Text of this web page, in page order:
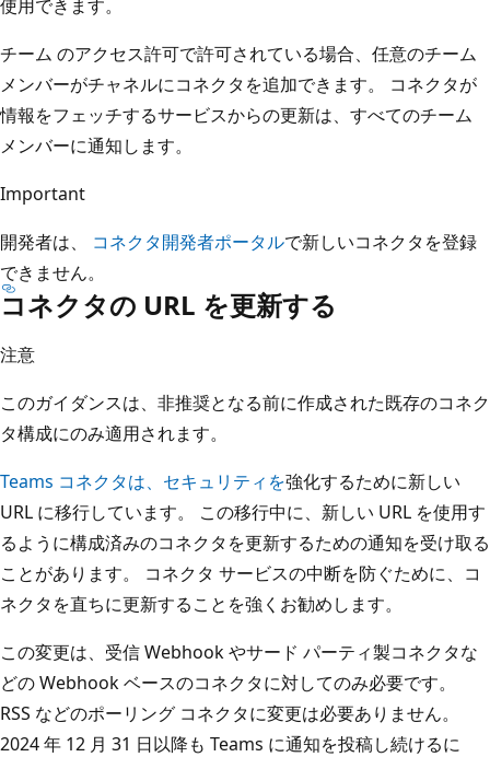
使用できます。
チーム のアクセス許可で許可されている場合、任意のチーム
メンバーがチャネルにコネクタを追加できます。 コネクタが
情報をフェッチするサービスからの更新は、すべてのチーム
メンバーに通知します。
Important
開発者は、 コネクタ開発者ポータルで新しいコネクタを登録
できません。
コネクタの URL を更新する
注意
このガイダンスは、非推奨となる前に作成された既存のコネク
タ構成にのみ適用されます。
Teams コネクタは、セキュリティを強化するために新しい
URL に移行しています。 この移行中に、新しい URL を使用す
るように構成済みのコネクタを更新するための通知を受け取る
ことがあります。 コネクタ サービスの中断を防ぐために、コ
ネクタを直ちに更新することを強くお勧めします。
この変更は、受信 Webhook やサード パーティ製コネクタな
どの Webhook ベースのコネクタに対してのみ必要です。
RSS などのポーリング コネクタに変更は必要ありません。
2024 年 12 月 31 日以降も Teams に通知を投稿し続けるに